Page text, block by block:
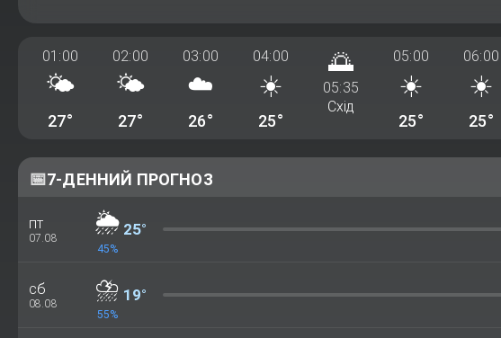
01:00
🌤️
27°
02:00
🌤️
27°
03:00
☁️
26°
04:00
☀️
25°
🌅
05:35
Схід
05:00
☀️
25°
06:00
☀️
25°
📅7-ДЕННИЙ ПРОГНОЗ
пт
07.08
🌦️
45%
25°
сб
08.08
⛈️
55%
19°